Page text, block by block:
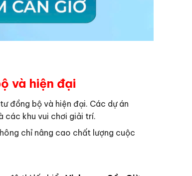
và hiện đại
đồng bộ và hiện đại. Các dự án
các khu vui chơi giải trí.
chỉ nâng cao chất lượng cuộc